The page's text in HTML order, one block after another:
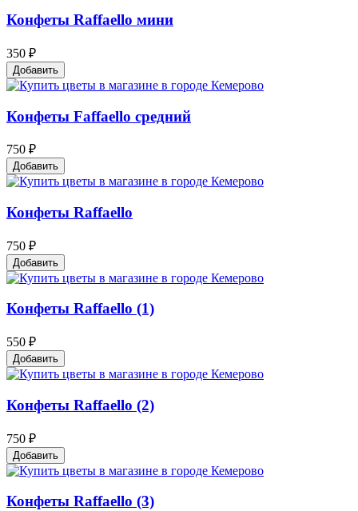
Конфеты Raffaello мини
350 ₽
Добавить
Конфеты Faffaello средний
750 ₽
Добавить
Конфеты Raffaello
750 ₽
Добавить
Конфеты Raffaello (1)
550 ₽
Добавить
Конфеты Raffaello (2)
750 ₽
Добавить
Конфеты Raffaello (3)